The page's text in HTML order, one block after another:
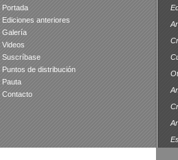
Portada
Ediciones anteriores
Galería
Videos
Suscríbase
Puntos de distribución
Pauta
Contacto